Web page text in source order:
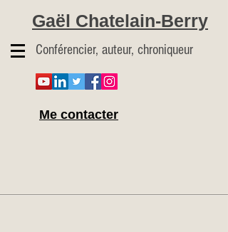
Gaël Chatelain-Berry
Conférencier, auteur, chroniqueur
Me contacter